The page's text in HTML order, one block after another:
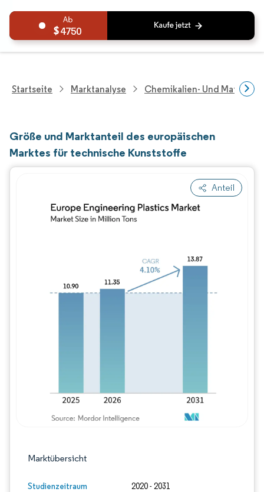
4750
Startseite Marktanalyse Chemikalien- Und
Größe und Marktanteil des europäischen
Marktes für technische Kunststoffe
Anteil
Marktübersicht
Studienzeitraum 2020 - 2031